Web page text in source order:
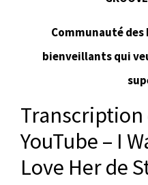
Communauté
bienveillants qui
Transcription
YouTube – I
Love Her de